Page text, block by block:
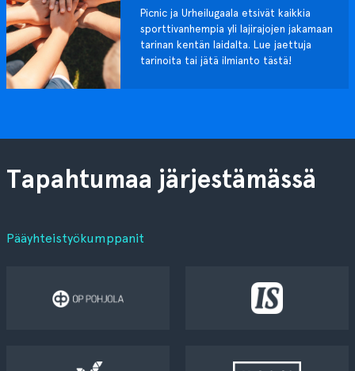
Picnic ja Urheilugaala etsivät kaikkia
sporttivanhempia yli lajirajojen jakamaan
tarinan kentän laidalta. Lue jaettuja
tarinoita tai jätä ilmianto tästä!
Tapahtumaa järjestämässä
Pääyhteistyökumppanit